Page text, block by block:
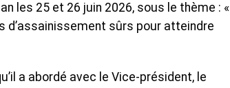
les 25 et 26 juin 2026, sous le thème : «
d’assainissement sûrs pour atteindre
a abordé avec le Vice-président, le